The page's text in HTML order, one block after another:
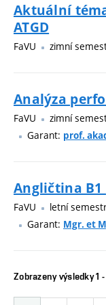
Aktuální
ATGD
FaVU zimní
Analýza
FaVU
zimní
Garant: prof.
Angličtina B1
FaVU
letní
Garant: Mgr. et
Zobrazeny výsledky 1